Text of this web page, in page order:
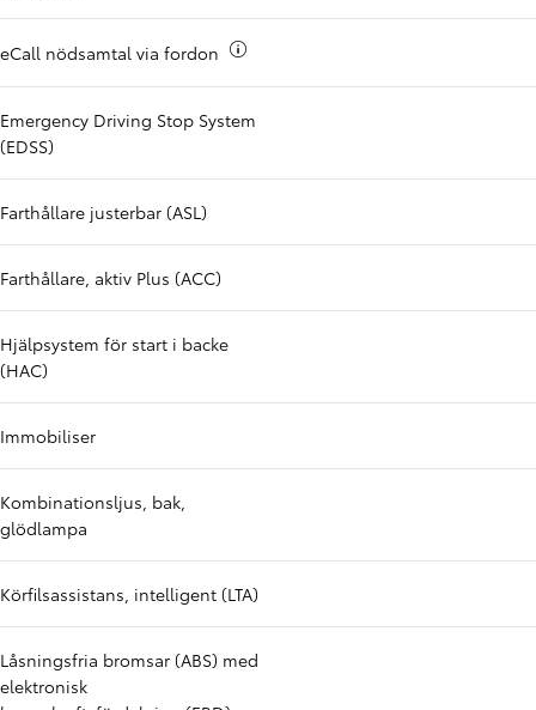
eCall nödsamtal via fordon
Emergency Driving Stop System
(EDSS)
Farthållare justerbar (ASL)
Farthållare, aktiv Plus (ACC)
Hjälpsystem för start i backe
(HAC)
Immobiliser
Kombinationsljus, bak,
glödlampa
Körfilsassistans, intelligent (LTA)
Låsningsfria bromsar (ABS) med
elektronisk